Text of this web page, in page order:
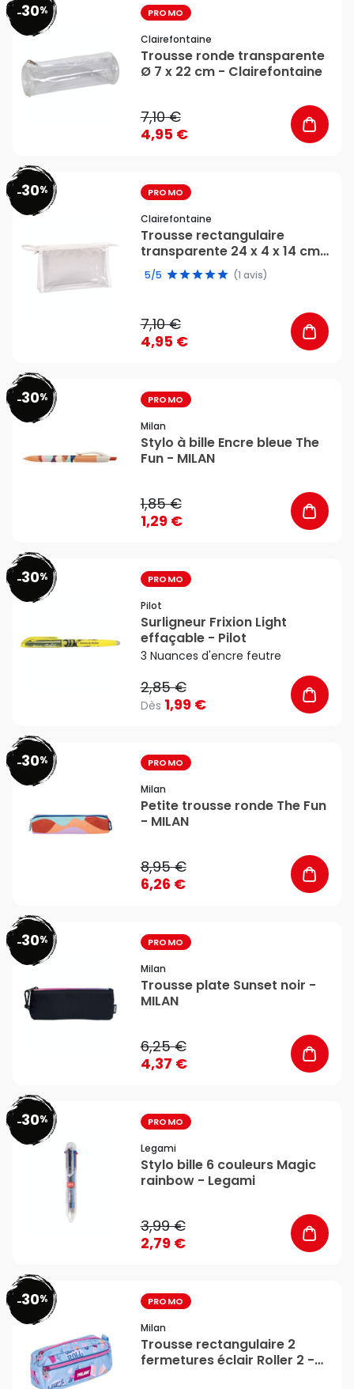
-30% PROMO
Clairefontaine
Trousse ronde transparente
Ø 7 x 22 cm - Clairefontaine
7,10 €
4,95 €
-30% PROMO
Clairefontaine
Trousse rectangulaire
transparente 24 x 4 x 14 cm
- Clairefontaine
5/5 (1 avis)
7,10 €
4,95 €
-30% PROMO
Milan
Stylo à bille Encre bleue The
Fun - MILAN
1,85 €
1,29 €
-30% PROMO
Pilot
Surligneur Frixion Light
effaçable - Pilot
3 Nuances d'encre feutre
2,85 €
Dès 1,99 €
-30% PROMO
Milan
Petite trousse ronde The Fun
- MILAN
8,95 €
6,26 €
-30% PROMO
Milan
Trousse plate Sunset noir -
MILAN
6,25 €
4,37 €
-30% PROMO
Legami
Stylo bille 6 couleurs Magic
rainbow - Legami
3,99 €
2,79 €
-30% PROMO
Milan
Trousse rectangulaire 2
fermetures éclair Roller 2 -